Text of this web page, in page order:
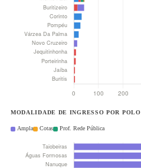
MODALIDADE DE INGRESSO POR POLO
Ampla Cotas Prof. Rede Pública